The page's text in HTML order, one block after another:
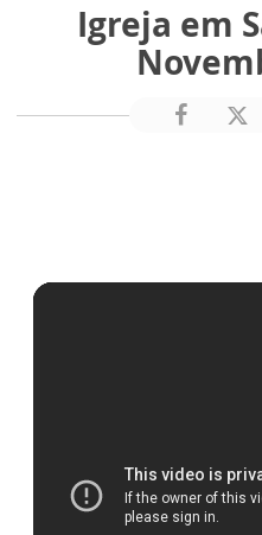
Igreja em